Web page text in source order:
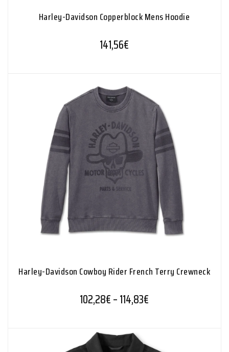
Harley-Davidson Copperblock Mens Hoodie
141,56€
Harley-Davidson Cowboy Rider French Terry Crewneck
102,28€–114,83€